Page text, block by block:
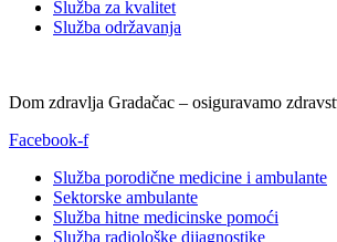
Služba za kvalitet
Služba održavanja
Dom zdravlja Gradačac – osiguravamo
Facebook-f
Služba porodične medicine i ambulante
Sektorske ambulante
Služba hitne medicinske pomoći
Služba radiološke dijagnostike